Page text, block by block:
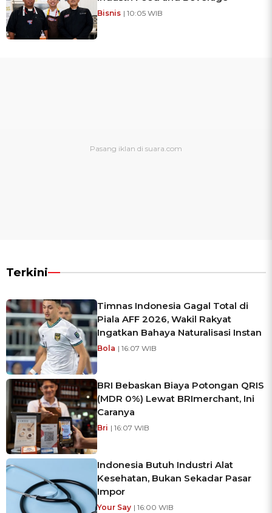
Bisnis | 10:05 WIB
Terkini
Timnas Indonesia Gagal Total di
Piala AFF 2026, Wakil Rakyat
Ingatkan Bahaya Naturalisasi Instan
Bola | 16:07 WIB
BRI Bebaskan Biaya Potongan QRIS
(MDR 0%) Lewat BRImerchant, Ini
Caranya
Bri | 16:07 WIB
Indonesia Butuh Industri Alat
Kesehatan, Bukan Sekadar Pasar
Impor
Your Say | 16:00 WIB